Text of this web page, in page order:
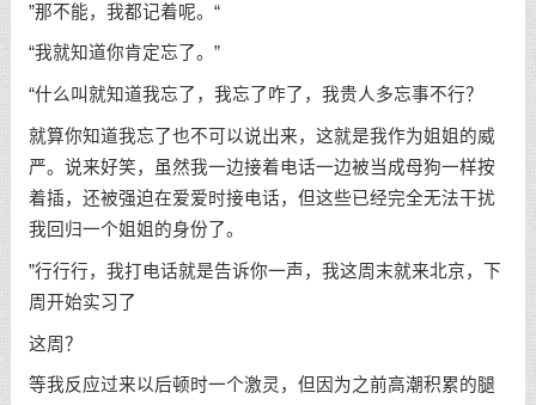
”那不能，我都记着呢。“
“我就知道你肯定忘了。”
“什么叫就知道我忘了，我忘了咋了，我贵人多忘事不行？
就算你知道我忘了也不可以说出来，这就是我作为姐姐的威
严。说来好笑，虽然我一边接着电话一边被当成母狗一样按
着插，还被强迫在爱爱时接电话，但这些已经完全无法干扰
我回归一个姐姐的身份了。
”行行行，我打电话就是告诉你一声，我这周末就来北京，下
周开始实习了
这周？
等我反应过来以后顿时一个激灵，但因为之前高潮积累的腿